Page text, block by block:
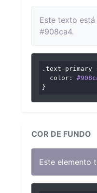
Este texto
#908ca4.
.text-primary
color :
}
COR DE FUNDO
Este elemento